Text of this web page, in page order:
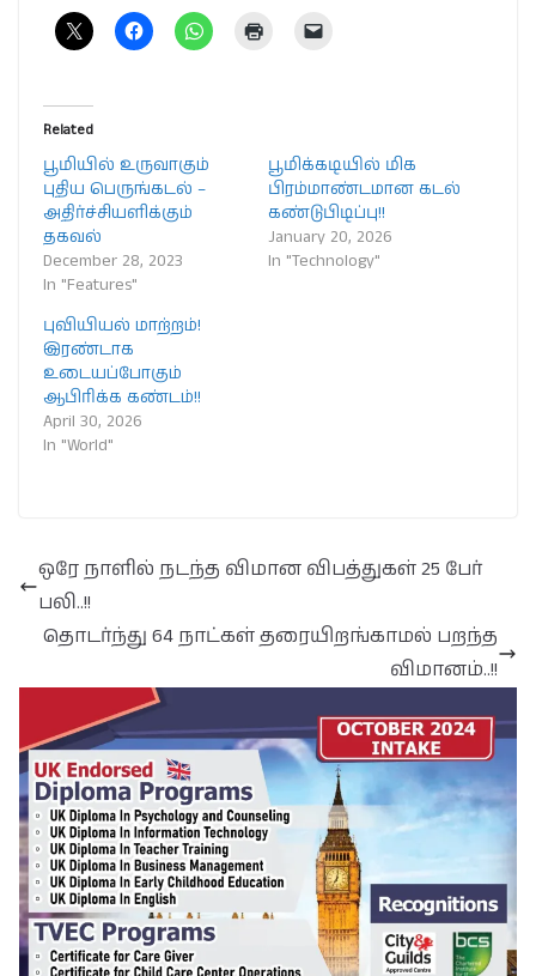
Related
பூமியில் உருவாகும்
புதிய பெருங்கடல் –
அதிர்ச்சியளிக்கும்
தகவல்
December 28, 2023
In "Features"
பூமிக்கடியில் மிக
பிரம்மாண்டமான கடல்
கண்டுபிடிப்பு!!
January 20, 2026
In "Technology"
புவியியல் மாற்றம்!
இரண்டாக
உடையப்போகும்
ஆபிரிக்க கண்டம்!!
April 30, 2026
In "World"
ஒரே நாளில் நடந்த விமான விபத்துகள் 25 பேர்
பலி..!!
தொடர்ந்து 64 நாட்கள் தரையிறங்காமல் பறந்த
விமானம்..!!